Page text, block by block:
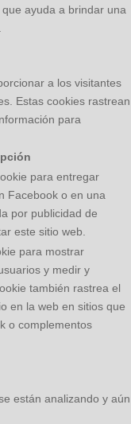
ayuda a brindar una
a los visitantes
Estas cookies rastrean
para
para entregar
Facebook o en una
por publicidad de
este sitio web.
para mostrar
y medir y
también rastrea el
en la web en sitios que
o complementos
están analizando y aún